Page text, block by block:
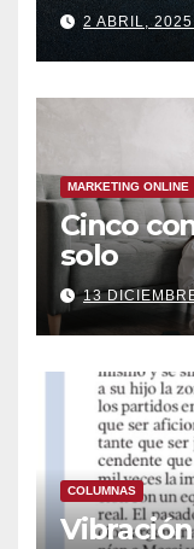
2 ABRIL, 2025
MARKETING ONLINE
Cinco
solo
13
COLUMNAS
Vibración